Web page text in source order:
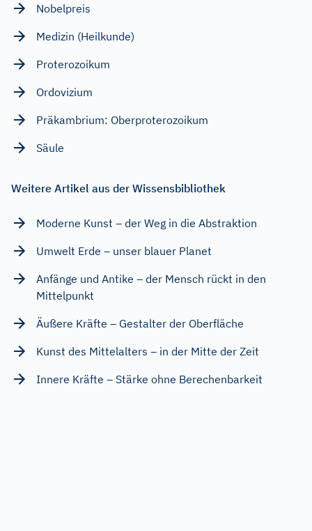
Nobelpreis
Medizin (Heilkunde)
Proterozoikum
Ordovizium
Präkambrium: Oberproterozoikum
Säule
Weitere Artikel aus der Wissensbibliothek
Moderne Kunst – der Weg in die Abstraktion
Umwelt Erde – unser blauer Planet
Anfänge und Antike – der Mensch rückt in den
Mittelpunkt
Äußere Kräfte – Gestalter der Oberfläche
Kunst des Mittelalters – in der Mitte der Zeit
Innere Kräfte – Stärke ohne Berechenbarkeit